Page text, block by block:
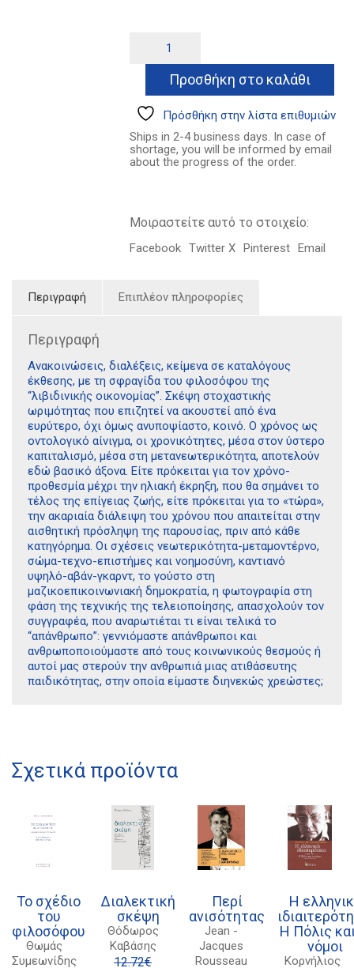
19.00€.είναι:
14.25€.
απάνθρωπο
ποσότητα
Προσθήκη στο καλάθι
Πρόσθήκη στην λίστα επιθυμιών
Ships in 2-4 business days. In case of
shortage, you will be informed by email
about the progress of the order.
Μοιραστείτε αυτό το στοιχείο:
Facebook Twitter X Pinterest Email
Περιγραφή Επιπλέον πληροφορίες
Περιγραφή
Ανακοινώσεις, διαλέξεις, κείμενα σε καταλόγους
έκθεσης, με τη σφραγίδα του φιλοσόφου της
“λιβιδινικής οικονομίας”. Σκέψη στοχαστικής
ωριμότητας που επιζητεί να ακουστεί από ένα
ευρύτερο, όχι όμως ανυποψίαστο, κοινό. Ο χρόνος ως
οντολογικό αίνιγμα, οι χρονικότητες, μέσα στον ύστερο
καπιταλισμό, μέσα στη μετανεωτερικότητα, αποτελούν
εδώ βασικό άξονα. Είτε πρόκειται για τον χρόνο-
προθεσμία μέχρι την ηλιακή έκρηξη, που θα σημάνει το
τέλος της επίγειας ζωής, είτε πρόκειται για το «τώρα»,
την ακαριαία διάλειψη του χρόνου που απαιτείται στην
αισθητική πρόσληψη της παρουσίας, πριν από κάθε
κατηγόρημα. Οι σχέσεις νεωτερικότητα-μεταμοντέρνο,
σώμα-τεχνο-επιστήμες και νοημοσύνη, καντιανό
υψηλό-αβάν-γκαρντ, το γούστο στη
μαζικοεπικοινωνιακή δημοκρατία, η φωτογραφία στη
φάση της τεχνικής της τελειοποίησης, απασχολούν τον
συγγραφέα, που αναρωτιέται τι είναι τελικά το
“απάνθρωπο”: γεννιόμαστε απάνθρωποι και
ανθρωποποιούμαστε από τους κοινωνικούς θεσμούς ή
αυτοί μας στερούν την ανθρωπιά μιας ατιθάσευτης
παιδικότητας, στην οποία είμαστε διηνεκώς χρεώστες;
Σχετικά προϊόντα
To σχέδιο
του
φιλοσόφου
Θωμάς
Συμεωνίδης
Διαλεκτική
σκέψη
Θόδωρος
Καβάσης
12.72€
Περί
ανισότητας
Jean -
Jacques
Rousseau
Η
Η Πόλις
νόμοι
Κορνήλιος
21 1750 8340
Πολιτική προστασίας δεδομένων
Πολιτική επιστροφών